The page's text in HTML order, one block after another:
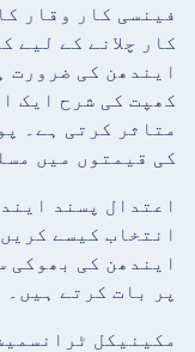
فینسی کار وقار
کار چلانے کے لیے
ایندھن کی ضرورت
کھپت کی شرح ایک
متاثر کرتی ہے۔
کی قیمتوں میں
اعتدال پسند
انتخاب کیسے
ایندھن کی بھوکی
پر بات کرتے ہیں۔